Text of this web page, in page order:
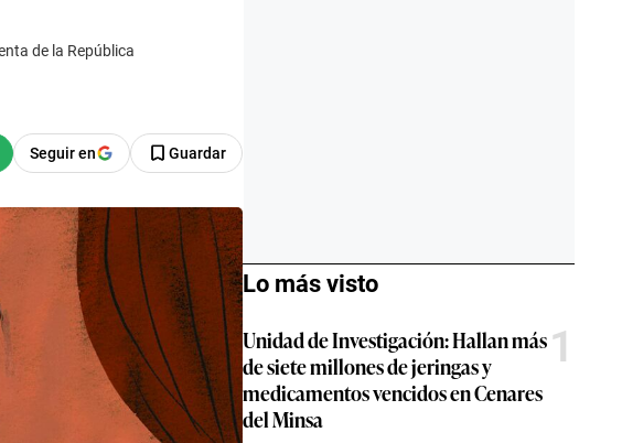
de la República
Seguir en Guardar
Lo más visto
Unidad de Investigación: Hallan más
de siete millones de jeringas y
medicamentos vencidos en Cenares
del Minsa
1